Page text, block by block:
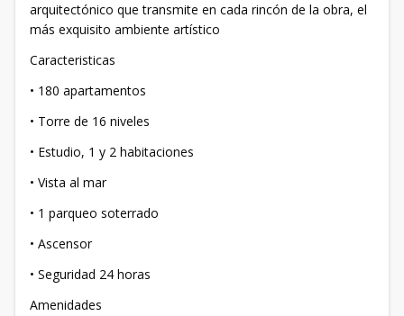
arquitectónico que transmite en cada rincón de la obra, el
más exquisito ambiente artístico
Caracteristicas
• 180 apartamentos
• Torre de 16 niveles
• Estudio, 1 y 2 habitaciones
• Vista al mar
• 1 parqueo soterrado
• Ascensor
• Seguridad 24 horas
Amenidades